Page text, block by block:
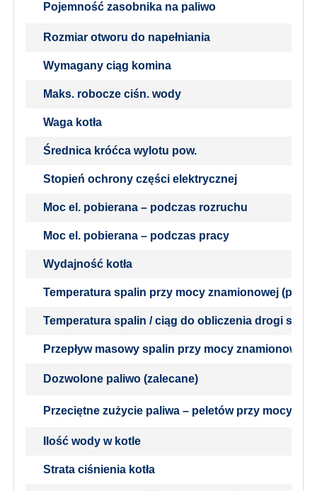
Pojemność zasobnika na paliwo
Rozmiar otworu do napełniania
Wymagany ciąg komina
Maks. robocze ciśn. wody
Waga kotła
Średnica króćca wylotu pow.
Stopień ochrony części elektrycznej
Moc el. pobierana – podczas rozruchu
Moc el. pobierana – podczas pracy
Wydajność kotła
Temperatura spalin przy mocy znamionowej
Temperatura spalin / ciąg do obliczenia drogi
Przepływ masowy spalin przy mocy znamionowej
Dozwolone paliwo (zalecane)
Przeciętne zużycie paliwa – peletów przy mocy
Ilość wody w kotle
Strata ciśnienia kotła